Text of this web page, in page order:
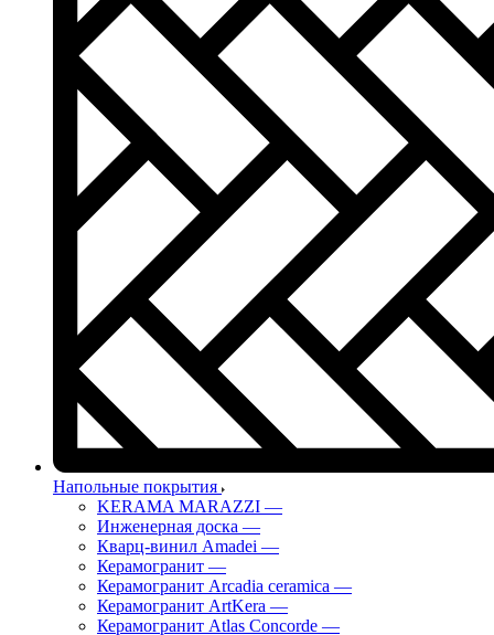
Напольные покрытия
KERAMA MARAZZI —
Инженерная доска —
Кварц-винил Amadei —
Керамогранит —
Керамогранит Arcadia ceramica —
Керамогранит ArtKera —
Керамогранит Atlas Concorde —